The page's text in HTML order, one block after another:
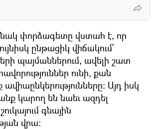
փորձագետը վստահ է, որ
ընթացիկ վիճակում՝
պայմաններում, ավելի շատ
ունի, քան
Այդ իսկ
կարող են նաեւ ազդել
գնային
վրա։